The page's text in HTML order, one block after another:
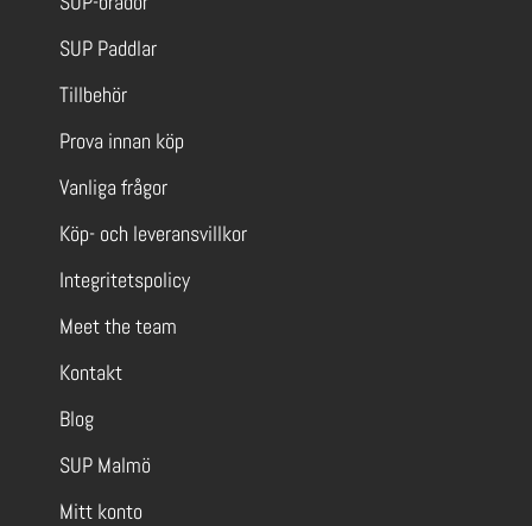
SUP Paddlar
Tillbehör
Prova innan köp
Vanliga frågor
Köp- och leveransvillkor
Integritetspolicy
Meet the team
Kontakt
Blog
SUP Malmö
Mitt konto